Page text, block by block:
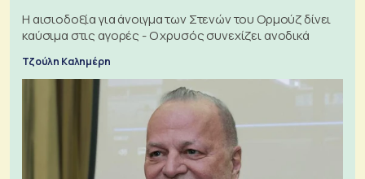
Η αισιοδοξία για άνοιγμα των Στενών του Ορμούζ δίνει
καύσιμα στις αγορές - Ο χρυσός συνεχίζει ανοδικά
Τζούλη Καλημέρη